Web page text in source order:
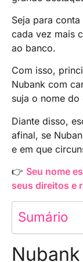
Seja para
cada vez mais
ao banco.
Com isso,
Nubank com
suja o nome do
Diante disso,
afinal, se
e em que
👉 Seu nome
seus direitos e
Sumário